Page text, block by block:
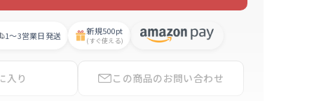
1〜3営業日発送 新規500pt
(すぐ使える)
入り この商品のお問い合わせ